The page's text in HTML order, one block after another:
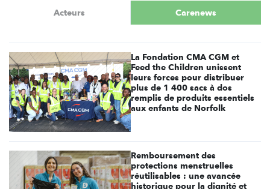
Acteurs Carenews
La Fondation CMA CGM et
Feed the Children unissent
leurs forces pour distribuer
plus de 1 400 sacs à dos
remplis de produits essentiels
aux enfants de Norfolk
Remboursement des
protections menstruelles
réutilisables : une avancée
historique pour la dignité et